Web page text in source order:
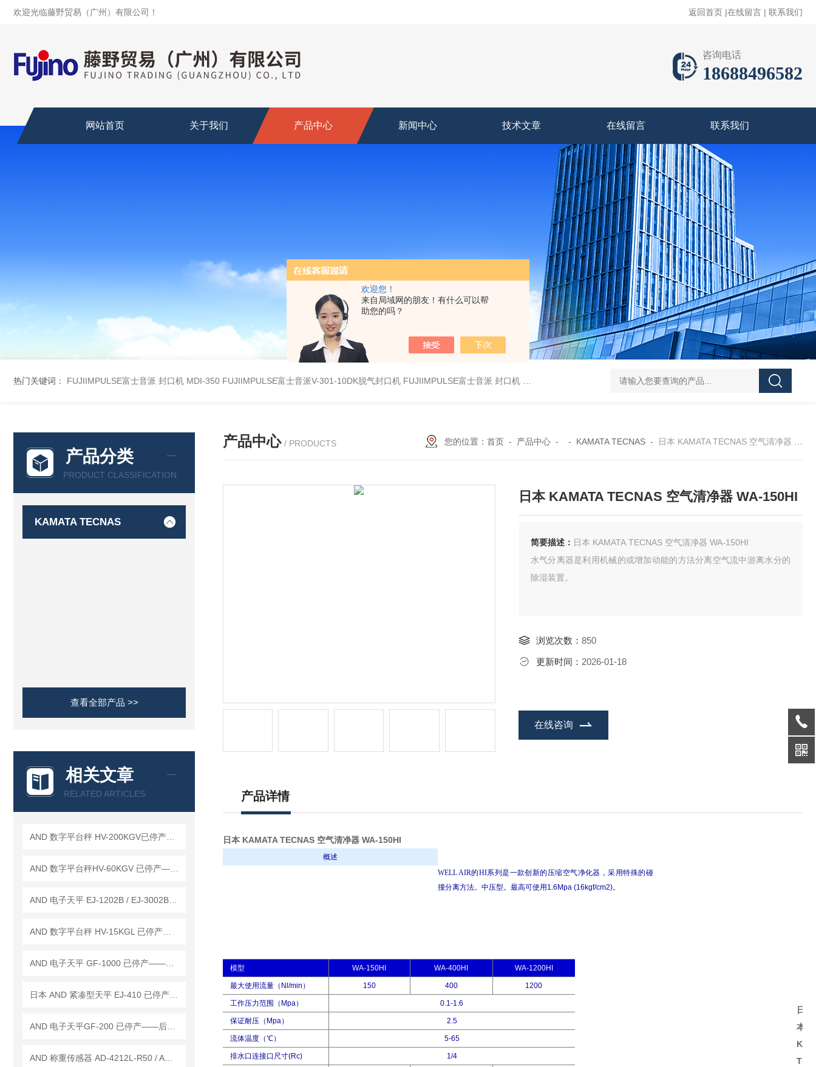
欢迎您！
来自局域网的朋友！有什么可以帮
助您的吗？
欢迎光临藤野贸易（广州）有限公司！ 返回首页 |在线留言 | 联系我们
咨询电话
18688496582
网站首页 关于我们 产品中心 新闻中心 技术文章 在线留言 联系我们
热门关键词： FUJIIMPULSE富士音派 封口机 MDI-350 FUJIIMPULSE富士音派V-301-10DK脱气封口机 FUJIIMPULSE富士音派 封口机 P-200 FUJ川IIMPULSE 富士音派 封口机 FA-600-5 FUJIIMPULSE富士音派
产品分类
PRODUCT CLASSIFICATION
KAMATA TECNAS
查看全部产品 >>
相关文章
RELATED ARTICLES
产品中心 / PRODUCTS 您的位置： 首页- 产品中心- - KAMATA TECNAS- 日本 KAMATA TECNAS 空气清净器 WA-150HI
日本 KAMATA TECNAS 空气清净器 WA-150HI
简要描述： 日本 KAMATA TECNAS 空气清净器 WA-150HI
水气分离器是利用机械的或增加动能的方法分离空气流中游离水分的
除湿装置。
浏览次数： 850
更新时间： 2026-01-18
在线咨询
产品详情
日本 KAMATA TECNAS 空气清净器 WA-150HI
概述
WELL AIR的HI系列是一款创新的压缩空气净化器，采用特殊的碰
撞分离方法。 中压型。 最高可使用1.6Mpa (16kgf/cm2)。
模型 WA-150HI WA-400HI WA-1200HI
最大使用流量（Nl/min） 150 400 1200
工作压力范围（Mpa） 0.1-1.6
保证耐压（Mpa） 2.5
流体温度（℃） 5-65
排水口连接口尺寸(Rc) 1/4
日
本